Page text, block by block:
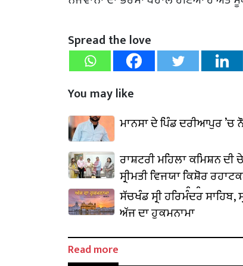
Spread the love
You may like
ਮਾਨਸਾ ਦੇ ਪਿੰਡ ਦਰੀਆਪੁਰ ’ਚ
ਰਾਸ਼ਟਰੀ ਮਹਿਲਾ ਕਮਿਸ਼ਨ
ਸ੍ਰੀਮਤੀ ਵਿਜਯਾ ਕਿਸ਼ੋਰ
ਰਾਜਪਾਲ ਨਾਲ ਕੀਤੀ ਮੁਲਾਕਾਤ
ਸੱਚਖੰਡ ਸ੍ਰੀ ਹਰਿਮੰਦਰ ਸਾਹਿਬ,
ਅੱਜ ਦਾ ਹੁਕਮਨਾਮਾ
Read more